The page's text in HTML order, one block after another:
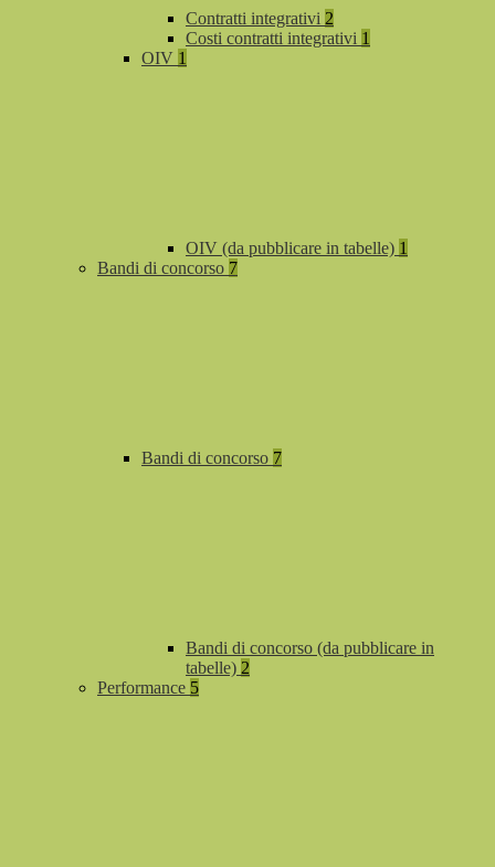
Contratti integrativi 2
Costi contratti integrativi 1
OIV 1
OIV (da pubblicare in tabelle) 1
Bandi di concorso 7
Bandi di concorso 7
Bandi di concorso (da pubblicare in
tabelle) 2
Performance 5